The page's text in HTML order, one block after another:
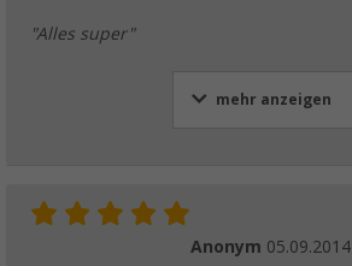
"Alles super"
mehr anzeigen
Anonym 05.09.2014